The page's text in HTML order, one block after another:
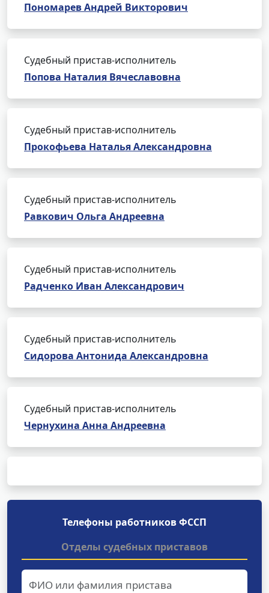
Пономарев Андрей Викторович
Судебный пристав-исполнитель
Попова Наталия Вячеславовна
Судебный пристав-исполнитель
Прокофьева Наталья Александровна
Судебный пристав-исполнитель
Равкович Ольга Андреевна
Судебный пристав-исполнитель
Радченко Иван Александрович
Судебный пристав-исполнитель
Сидорова Антонида Александровна
Судебный пристав-исполнитель
Чернухина Анна Андреевна
Телефоны работников ФССП
Отделы судебных приставов